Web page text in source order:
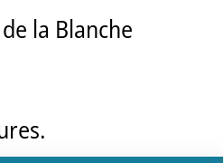
la Blanche